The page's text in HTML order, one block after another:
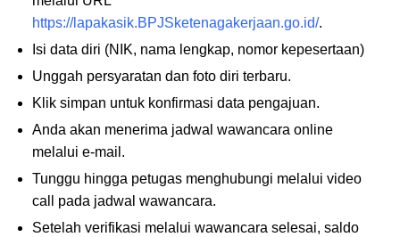
https://lapakasik.BPJSketenagakerjaan.go.id/.
Isi data diri (NIK, nama lengkap, nomor kepesertaan)
Unggah persyaratan dan foto diri terbaru.
Klik simpan untuk konfirmasi data pengajuan.
Anda akan menerima jadwal wawancara online
melalui e-mail.
Tunggu hingga petugas menghubungi melalui video
call pada jadwal wawancara.
Setelah verifikasi melalui wawancara selesai, saldo